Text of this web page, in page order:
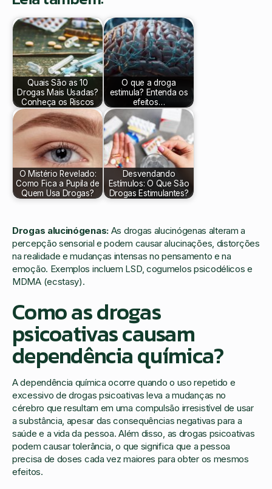
Quais São as 10
Drogas Mais Usadas?
Conheça os Riscos
O que a droga
estimula? Entenda os
efeitos…
O Mistério Revelado:
Como Fica a Pupila de
Quem Usa Drogas?
Desvendando
Estímulos: O Que São
Drogas Estimulantes?
Drogas alucinógenas: As drogas alucinógenas alteram a
percepção sensorial e podem causar alucinações, distorções
na realidade e mudanças intensas no pensamento e na
emoção. Exemplos incluem LSD, cogumelos psicodélicos e
MDMA (ecstasy).
Como as drogas
psicoativas causam
dependência química?
A dependência química ocorre quando o uso repetido e
excessivo de drogas psicoativas leva a mudanças no
cérebro que resultam em uma compulsão irresistível de usar
a substância, apesar das consequências negativas para a
saúde e a vida da pessoa. Além disso, as drogas psicoativas
podem causar tolerância, o que significa que a pessoa
precisa de doses cada vez maiores para obter os mesmos
efeitos.